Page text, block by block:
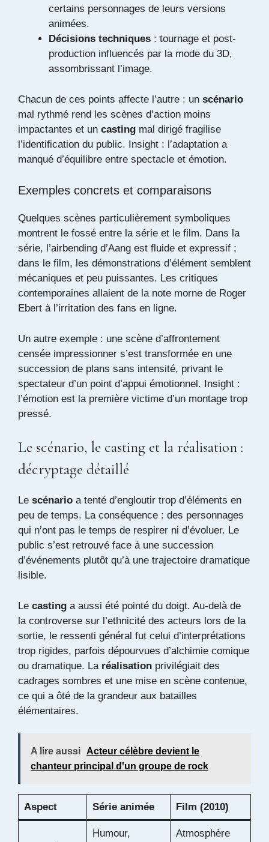
certains personnages de leurs versions
animées.
Décisions techniques : tournage et post-
production influencés par la mode du 3D,
assombrissant l’image.
Chacun de ces points affecte l’autre : un scénario
mal rythmé rend les scènes d’action moins
impactantes et un casting mal dirigé fragilise
l’identification du public. Insight : l’adaptation a
manqué d’équilibre entre spectacle et émotion.
Exemples concrets et comparaisons
Quelques scènes particulièrement symboliques
montrent le fossé entre la série et le film. Dans la
série, l’airbending d’Aang est fluide et expressif ;
dans le film, les démonstrations d’élément semblent
mécaniques et peu puissantes. Les critiques
contemporaines allaient de la note morne de Roger
Ebert à l’irritation des fans en ligne.
Un autre exemple : une scène d’affrontement
censée impressionner s’est transformée en une
succession de plans sans intensité, privant le
spectateur d’un point d’appui émotionnel. Insight :
l’émotion est la première victime d’un montage trop
pressé.
Le scénario, le casting et la réalisation :
décryptage détaillé
Le scénario a tenté d’engloutir trop d’éléments en
peu de temps. La conséquence : des personnages
qui n’ont pas le temps de respirer ni d’évoluer. Le
public s’est retrouvé face à une succession
d’événements plutôt qu’à une trajectoire dramatique
lisible.
Le casting a aussi été pointé du doigt. Au-delà de
la controverse sur l’ethnicité des acteurs lors de la
sortie, le ressenti général fut celui d’interprétations
trop rigides, parfois dépourvues d’alchimie comique
ou dramatique. La réalisation privilégiait des
cadrages sombres et une mise en scène contenue,
ce qui a ôté de la grandeur aux batailles
élémentaires.
A lire aussi
Acteur célèbre devient le
chanteur principal d'un groupe de rock
Aspect Série animée Film (2010)
Humour,
Atmosphère